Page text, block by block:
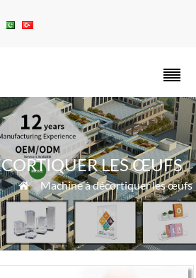
LES ŒUFS
 " Machine à décortiquer les œufs